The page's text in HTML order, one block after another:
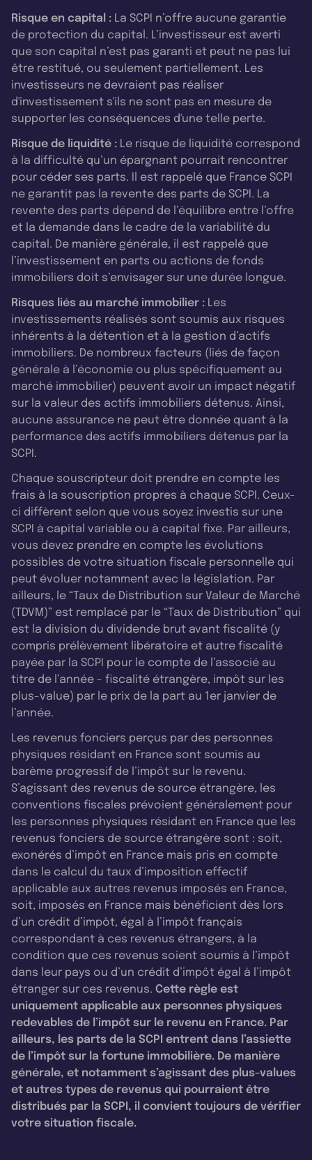
Risque en capital : La SCPI n’offre aucune garantie
de protection du capital. L’investisseur est averti
que son capital n’est pas garanti et peut ne pas lui
être restitué, ou seulement partiellement. Les
investisseurs ne devraient pas réaliser
d'investissement s'ils ne sont pas en mesure de
supporter les conséquences d'une telle perte.
Risque de liquidité : Le risque de liquidité correspond
à la difficulté qu’un épargnant pourrait rencontrer
pour céder ses parts. Il est rappelé que France SCPI
ne garantit pas la revente des parts de SCPI. La
revente des parts dépend de l’équilibre entre l’offre
et la demande dans le cadre de la variabilité du
capital. De manière générale, il est rappelé que
l’investissement en parts ou actions de fonds
immobiliers doit s’envisager sur une durée longue.
Risques liés au marché immobilier : Les
investissements réalisés sont soumis aux risques
inhérents à la détention et à la gestion d’actifs
immobiliers. De nombreux facteurs (liés de façon
générale à l’économie ou plus spécifiquement au
marché immobilier) peuvent avoir un impact négatif
sur la valeur des actifs immobiliers détenus. Ainsi,
aucune assurance ne peut être donnée quant à la
performance des actifs immobiliers détenus par la
SCPI.
Chaque souscripteur doit prendre en compte les
frais à la souscription propres à chaque SCPI. Ceux-
ci diffèrent selon que vous soyez investis sur une
SCPI à capital variable ou à capital fixe. Par ailleurs,
vous devez prendre en compte les évolutions
possibles de votre situation fiscale personnelle qui
peut évoluer notamment avec la législation. Par
ailleurs, le “Taux de Distribution sur Valeur de Marché
(TDVM)” est remplacé par le “Taux de Distribution” qui
est la division du dividende brut avant fiscalité (y
compris prélèvement libératoire et autre fiscalité
payée par la SCPI pour le compte de l’associé au
titre de l’année - fiscalité étrangère, impôt sur les
plus-value) par le prix de la part au 1er janvier de
l’année.
Les revenus fonciers perçus par des personnes
physiques résidant en France sont soumis au
barème progressif de l’impôt sur le revenu.
S’agissant des revenus de source étrangère, les
conventions fiscales prévoient généralement pour
les personnes physiques résidant en France que les
revenus fonciers de source étrangère sont : soit,
exonérés d’impôt en France mais pris en compte
dans le calcul du taux d’imposition effectif
applicable aux autres revenus imposés en France,
soit, imposés en France mais bénéficient dès lors
d’un crédit d’impôt, égal à l’impôt français
correspondant à ces revenus étrangers, à la
condition que ces revenus soient soumis à l’impôt
dans leur pays ou d’un crédit d’impôt égal à l’impôt
étranger sur ces revenus. Cette règle est
uniquement applicable aux personnes physiques
redevables de l’impôt sur le revenu en France. Par
ailleurs, les parts de la SCPI entrent dans l’assiette
de l’impôt sur la fortune immobilière. De manière
générale, et notamment s’agissant des plus-values
et autres types de revenus qui pourraient être
distribués par la SCPI, il convient toujours de vérifier
votre situation fiscale.